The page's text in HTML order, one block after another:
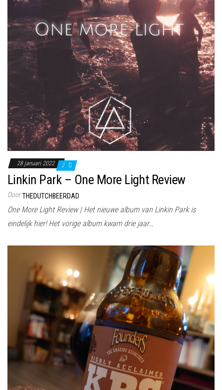
28 januari 2022 2
Linkin Park – One More Light Review
Door THEDUTCHBEERDAD
One More Light Review | Het nieuwe album van Linkin Park is
eindelijk hier! Het vorige album kwam drie jaar…